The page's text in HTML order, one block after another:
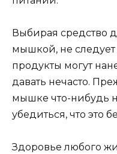
Выбирая средство
мышкой, не следует
продукты могут
давать нечасто.
мышке что-нибудь
убедиться, что это
Здоровье любого